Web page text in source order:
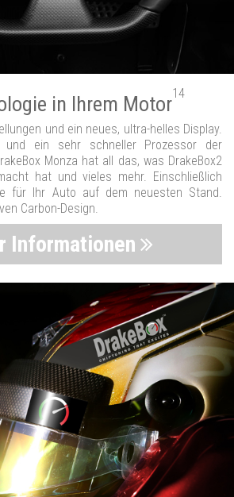
in Ihrem Motor14
und ein neues, ultra-helles Display.
und ein sehr schneller Prozessor der
Monza hat all das, was DrakeBox2
hat und vieles mehr. Einschließlich
für Ihr Auto auf dem neuesten Stand.
Carbon-Design.
Informationen